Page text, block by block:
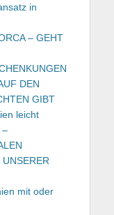
in
– GEHT
DEN
GIBT
leicht
–
mit oder